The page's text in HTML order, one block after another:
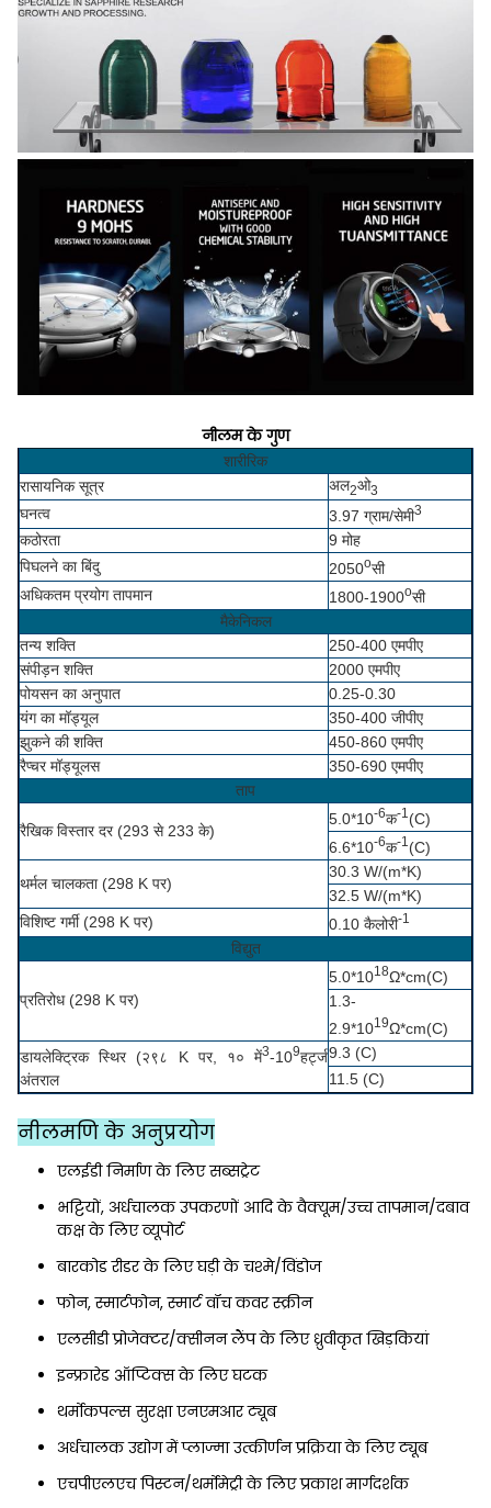
नीलम के गुण
शारीरिक
रासायनिक सूत्र
अल2ओ3
घनत्व 3.97 ग्राम/सेमी3
कठोरता
9 मोह
पिघलने का बिंदु
2050oसी
अधिकतम प्रयोग तापमान
1800-1900oसी
मैकेनिकल
तन्य शक्ति
250-400 एमपीए
संपीड़न शक्ति
2000 एमपीए
पोयसन का अनुपात
0.25-0.30
यंग का मॉड्यूल
350-400 जीपीए
झुकने की शक्ति
450-860 एमपीए
रैप्चर मॉड्यूलस
350-690 एमपीए
ताप
रैखिक विस्तार दर (293 से 233 के)
5.0*10-6क-1 (C)
6.6*10-6क-1 (C)
थर्मल चालकता (298 K पर)
30.3 W/(m*K)
32.5 W/(m*K)
विशिष्ट गर्मी (298 K पर)
0.10 कैलोरी-1
विद्युत
प्रतिरोध (298 K पर)
5.0*1018Ω*cm(C)
1.3-
2.9*1019Ω*cm(C)
डायलेक्ट्रिक स्थिर (२९८ K पर, १० में3-109हर्ट्ज
अंतराल
9.3 (C)
11.5 (C)
नीलमणि के अनुप्रयोग
एलईडी निर्माण के लिए सब्सट्रेट
भट्टियों, अर्धचालक उपकरणों आदि के वैक्यूम/उच्च तापमान/दबाव
कक्ष के लिए व्यूपोर्ट
बारकोड रीडर के लिए घड़ी के चश्मे/विंडोज
फोन, स्मार्टफोन, स्मार्ट वॉच कवर स्क्रीन
एलसीडी प्रोजेक्टर/क्सीनन लैंप के लिए ध्रुवीकृत खिड़कियां
इन्फ्रारेड ऑप्टिक्स के लिए घटक
थर्मोकपल्स सुरक्षा एनएमआर ट्यूब
अर्धचालक उद्योग में प्लाज्मा उत्कीर्णन प्रक्रिया के लिए ट्यूब
एचपीएलएच पिस्टन/थर्मोमेट्री के लिए प्रकाश मार्गदर्शक